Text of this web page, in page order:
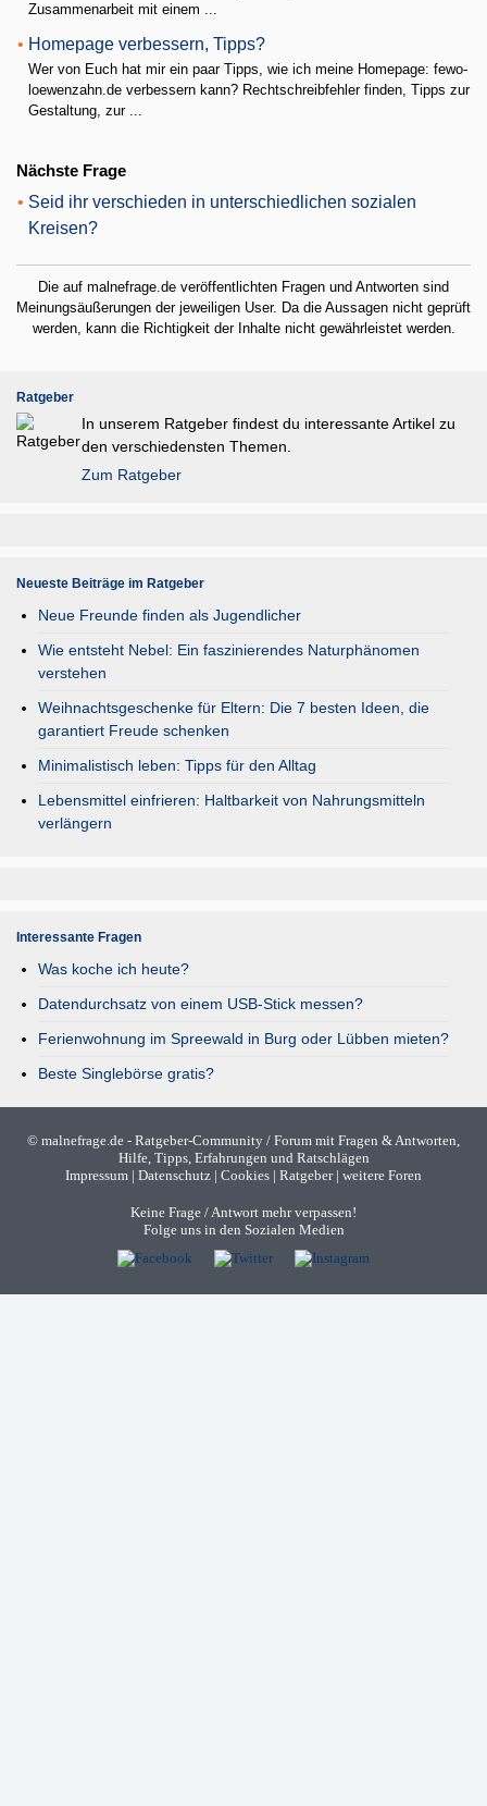
Zusammenarbeit mit einem ...
• Homepage verbessern, Tipps?
Wer von Euch hat mir ein paar Tipps, wie ich meine Homepage: fewo-
loewenzahn.de verbessern kann? Rechtschreibfehler finden, Tipps zur
Gestaltung, zur ...
Nächste Frage
• Seid ihr verschieden in unterschiedlichen sozialen
Kreisen?
Die auf malnefrage.de veröffentlichten Fragen und Antworten sind
Meinungsäußerungen der jeweiligen User. Da die Aussagen nicht geprüft
werden, kann die Richtigkeit der Inhalte nicht gewährleistet werden.
Ratgeber
In unserem Ratgeber findest du interessante Artikel zu
den verschiedensten Themen.
Zum Ratgeber
Neueste Beiträge im Ratgeber
Neue Freunde finden als Jugendlicher
Wie entsteht Nebel: Ein faszinierendes Naturphänomen
verstehen
Weihnachtsgeschenke für Eltern: Die 7 besten Ideen, die
garantiert Freude schenken
Minimalistisch leben: Tipps für den Alltag
Lebensmittel einfrieren: Haltbarkeit von Nahrungsmitteln
verlängern
Interessante Fragen
Was koche ich heute?
Datendurchsatz von einem USB-Stick messen?
Ferienwohnung im Spreewald in Burg oder Lübben mieten?
Beste Singlebörse gratis?
© malnefrage.de - Ratgeber-Community / Forum mit Fragen & Antworten,
Hilfe, Tipps, Erfahrungen und Ratschlägen
Impressum | Datenschutz | Cookies | Ratgeber| weitere Foren
Keine Frage / Antwort mehr verpassen!
Folge uns in den Sozialen Medien